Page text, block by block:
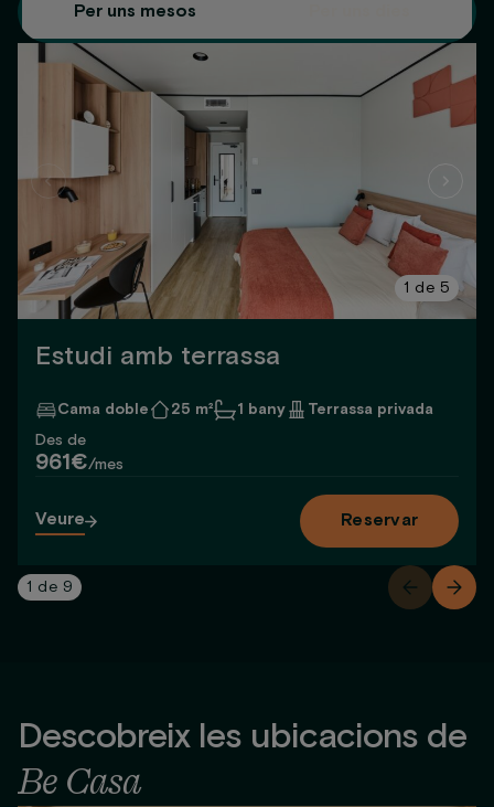
Per uns mesos
1 de 5
Estudi amb terrassa
Cama doble 25 m² 1 bany
Terrassa privada
Des de
961€/mes
Veure Reservar
1 de 9
Descobreix les ubicacions de
Be Casa